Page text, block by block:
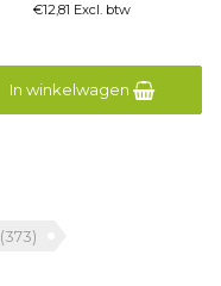
€11,53 Excl. btw
In winkelwagen
(373)